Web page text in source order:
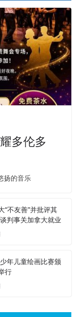
多伦多
扬的音乐
“不友善”并批评其
判事关加拿大就业
年儿童绘画比赛颁
行